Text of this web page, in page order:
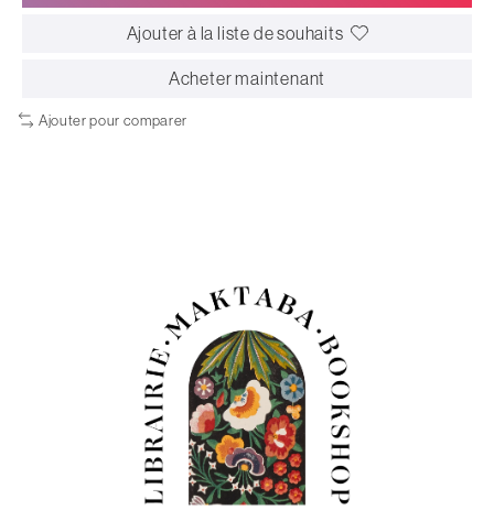
Ajouter à la liste de souhaits
Acheter maintenant
Ajouter pour comparer